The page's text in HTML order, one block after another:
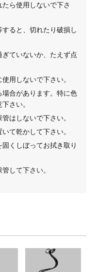
ら使用しないで下さ
ると、切れたり破損し
ていないか、たえず点
用しないで下さい。
合があります。特に色
さい。
はしないで下さい。
て乾かして下さい。
くしぼってお拭き取り
して下さい。